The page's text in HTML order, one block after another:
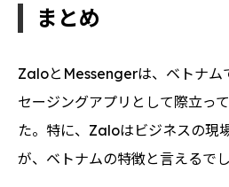
まとめ
ZaloとMessengerは、ベトナム
セージングアプリとして際立っ
た。特に、Zaloはビジネスの現
が、ベトナムの特徴と言えるでし